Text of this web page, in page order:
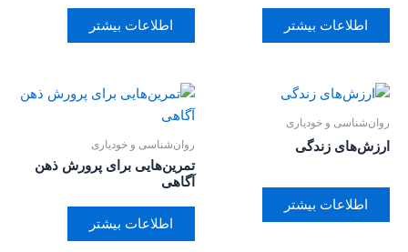
اطلاعات بیشتر اطلاعات بیشتر
روان‌‌شناسی و خودیاری
ارزش‌های زندگی
اطلاعات بیشتر
روان‌‌شناسی و خودیاری
تمرین‌هایی برای پرورش ذهن
آگاهی
اطلاعات بیشتر